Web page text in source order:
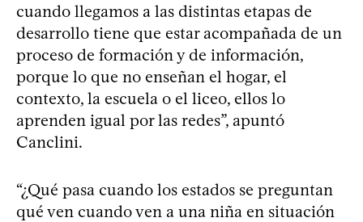
cuando llegamos a las distintas etapas de
desarrollo tiene que estar acompañada de un
proceso de formación y de información,
porque lo que no enseñan el hogar, el
contexto, la escuela o el liceo, ellos lo
aprenden igual por las redes”, apuntó
Canclini.
“¿Qué pasa cuando los estados se preguntan
qué ven cuando ven a una niña en situación